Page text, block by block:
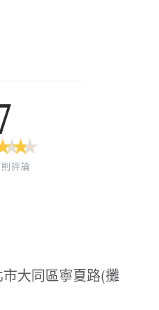
★★
★
評論
市大同區寧夏路(攤